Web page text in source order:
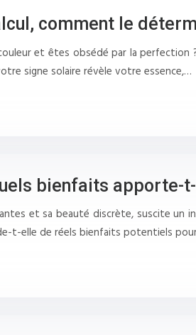
comment le
et êtes obsédé par la
signe solaire révèle votre essence,…
bienfaits apporte-
et sa beauté discrète, suscite
t-elle de réels bienfaits potentiels